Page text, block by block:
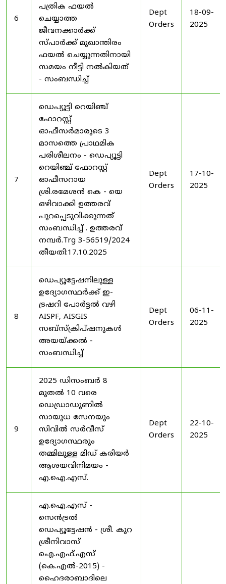
6
പത്രിക ഫയൽ
ചെയ്യാത്ത
ജീവനക്കാർക്ക്
സ്പാർക്ക് മുഖാന്തിരം
ഫയൽ ചെയ്യുന്നതിനായി
സമയം നീട്ടി നൽകിയത്
- സംബന്ധിച്ച്
Dept
Orders
18-09-
2025
7
ഡെപ്യൂട്ടി റെയിഞ്ച്
ഫോറസ്റ്റ്
ഓഫീസർമാരുടെ 3
മാസത്തെ പ്രാഥമിക
പരിശീലനം - ഡെപ്യൂട്ടി
റെയിഞ്ച് ഫോറസ്റ്റ്
ഓഫീസറായ
ശ്രി.രമേശൻ കെ - യെ
ഒഴിവാക്കി ഉത്തരവ്
പുറപ്പെടുവിക്കുന്നത്
സംബന്ധിച്ച് . ഉത്തരവ്
നമ്പർ.Trg 3-56519/2024
തീയതി:17.10.2025
Dept
Orders
17-10-
2025
8
ഡെപ്യൂട്ടേഷനിലുള്ള
ഉദ്യോഗസ്ഥർക്ക് ഇ-
ട്രഷറി പോർട്ടൽ വഴി
AISPF, AISGIS
സബ്‌സ്‌ക്രിപ്‌ഷനുകൾ
അയയ്ക്കൽ -
സംബന്ധിച്ച്
Dept
Orders
06-11-
2025
9
2025 ഡിസംബർ 8
മുതൽ 10 വരെ
ഡെഡ്രാഡൂണിൽ
സായുധ സേനയും
സിവിൽ സർവീസ്
ഉദ്യോഗസ്ഥരും
തമ്മിലുള്ള മിഡ് കരിയർ
ആശയവിനിമയം -
എ.ഐ.എസ്.
Dept
Orders
22-10-
2025
എ.ഐ.എസ് -
സെൻട്രൽ
ഡെപ്യൂട്ടേഷൻ - ശ്രീ. കുറ
ശ്രീനിവാസ്
ഐ.എഫ്.എസ്
(കെ.എൽ-2015) -
ഹൈദരാബാദിലെ